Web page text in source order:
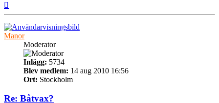
Manor
Moderator
Inlägg: 5734
Blev medlem: 14 aug 2010 16:56
Ort: Stockholm
Re: Båtvax?